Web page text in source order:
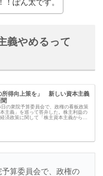
！ぽん太です。
義やめるって
所得向上策を」 新しい資本主義
の衆院予算委員会で、政権の看板政策
主義」を巡って答弁した。株主利益の
済政策に関して「株主資本主義からの
算委員会で、政権の